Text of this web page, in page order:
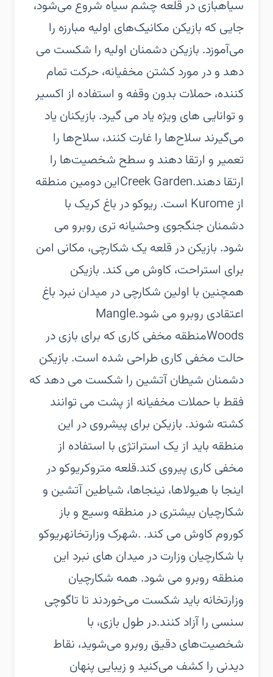
سیاه‏بازی در قلعه چشم سیاه شروع می‌شود،
جایی که بازیکن مکانیک‌های اولیه مبارزه را
می‌آموزد. بازیکن دشمنان اولیه را شکست می
دهد و در مورد کشتن مخفیانه، حرکت تمام
کننده، حملات بدون وقفه و استفاده از اکسیر
و توانایی های ویژه یاد می گیرد. بازیکنان یاد
می‌گیرند سلاح‌ها را غارت کنند، سلاح‌ها را
تعمیر و ارتقا دهند و سطح شخصیت‌ها را
ارتقا دهند.‏Creek Garden‏این دومین منطقه
از Kurome است. ریوکو در باغ کریک با
دشمنان جنگجوی وحشیانه تری روبرو می
شود. بازیکن در قلعه یک شکارچی، مکانی امن
برای استراحت، کاوش می کند. بازیکن
همچنین با اولین شکارچی در میدان نبرد باغ
اعتقادی روبرو می شود.‏Mangle
Woods‏منطقه مخفی کاری که برای بازی در
حالت مخفی کاری طراحی شده است. بازیکن
دشمنان شیطان آتشین را شکست می دهد که
فقط با حملات مخفیانه از پشت می توانند
کشته شوند. بازیکن برای پیشروی در این
منطقه باید از یک استراتژی با استفاده از
مخفی کاری پیروی کند.‏قلعه متروک‏ریوکو در
اینجا با هیولاها، نینجاها، شیاطین آتشین و
شکارچیان بیشتری در منطقه وسیع و باز
کوروم کاوش می کند. .‏شهرک وزارتخانه‏ریوکو
با شکارچیان وزارت در میدان های نبرد این
منطقه روبرو می شود. همه شکارچیان
وزارتخانه باید شکست می‌خوردند تا تاگوچی
سنسی را آزاد کنند.‏در طول بازی، با
شخصیت‌های دقیق روبرو می‌شوید، نقاط
دیدنی را کشف می‌کنید و زیبایی پنهان